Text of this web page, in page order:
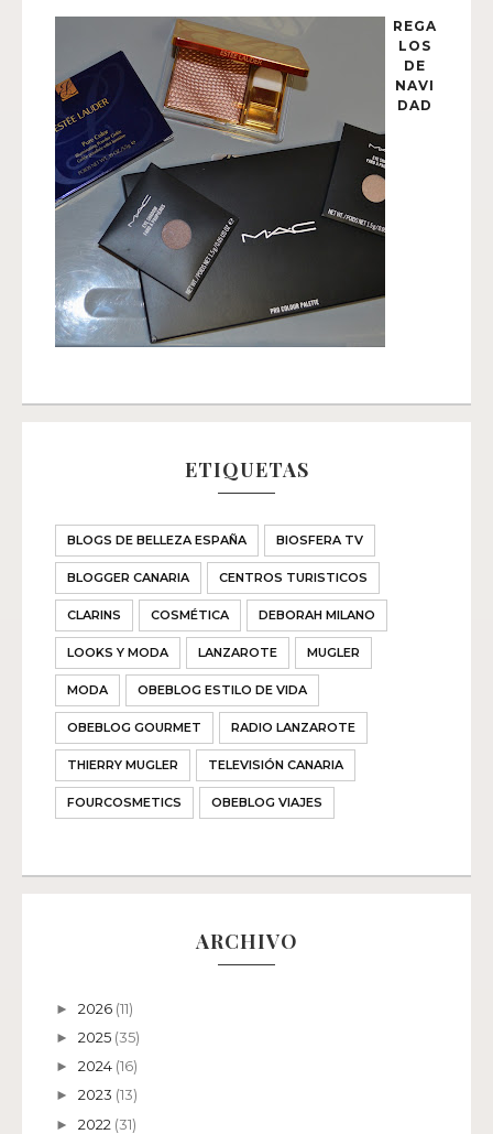
REGA
LOS
DE
NAVI
DAD
ETIQUETAS
BLOGS DE BELLEZA ESPAÑA BIOSFERA TV
BLOGGER CANARIA CENTROS TURISTICOS
CLARINS COSMÉTICA DEBORAH MILANO
LOOKS Y MODA LANZAROTE MUGLER
MODA OBEBLOG ESTILO DE VIDA
OBEBLOG GOURMET RADIO LANZAROTE
THIERRY MUGLER TELEVISIÓN CANARIA
FOURCOSMETICS OBEBLOG VIAJES
ARCHIVO
► 2026 (11)
► 2025 (35)
► 2024 (16)
► 2023 (13)
► 2022 (31)